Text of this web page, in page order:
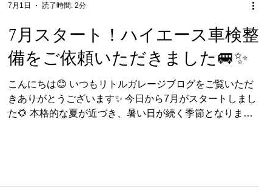
改造してきたんだけど」 ぜひ動画もご覧いただき、アル
ピーヌの完成した姿をチェックしてみてください🚗✨ リ
アンさん、この度はご紹介いただきありがとうございま
した😊 リトルガレージでは、R35 GT-Rをはじめ、アルピ
ンスも承っております🔧 お車に関するご相談がございま
したら、お気軽にお問い合わせください😊🚗✨
7月スタート！ハイエース車検整
備をご依頼いただきました🚐✨
こんにちは😊 いつもリトルガレージブログをご覧いただ
きありがとうございます✨ 今日から7月がスタートしまし
た🌻 本格的な夏が近づき、暑い日が続く季節となりまし
検整備をご依頼いただきました🚐✨ いつもご愛顧いただ
7月1日 読了時間: 2分